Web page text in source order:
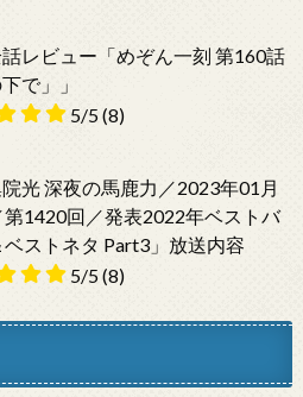
レビュー「めぞん一刻 第160話
で」」
5/5(8)
院光 深夜の馬鹿力／2023年01月
1420回／発表2022年ベストバ
ベストネタ Part3」放送内容
5/5(8)